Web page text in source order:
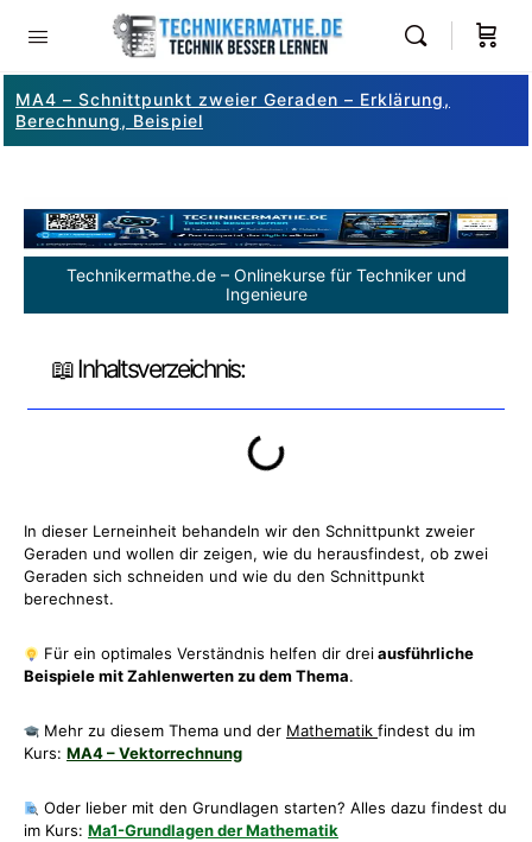
MA4 – Schnittpunkt zweier Geraden – Erklärung,
Berechnung, Beispiel
Technikermathe.de – Onlinekurse für Techniker und
Ingenieure
📖 Inhaltsverzeichnis:
In dieser Lerneinheit behandeln wir den Schnittpunkt zweier
Geraden und wollen dir zeigen, wie du herausfindest, ob zwei
Geraden sich schneiden und wie du den Schnittpunkt
berechnest.
Für ein optimales Verständnis helfen dir dreiausführliche
Beispiele mit Zahlenwerten zu dem Thema.
Mehr zu diesem Thema und der Mathematik findest du im
Kurs: MA4 – Vektorrechnung
Oder lieber mit den Grundlagen starten? Alles dazu findest du
im Kurs: Ma1-Grundlagen der Mathematik